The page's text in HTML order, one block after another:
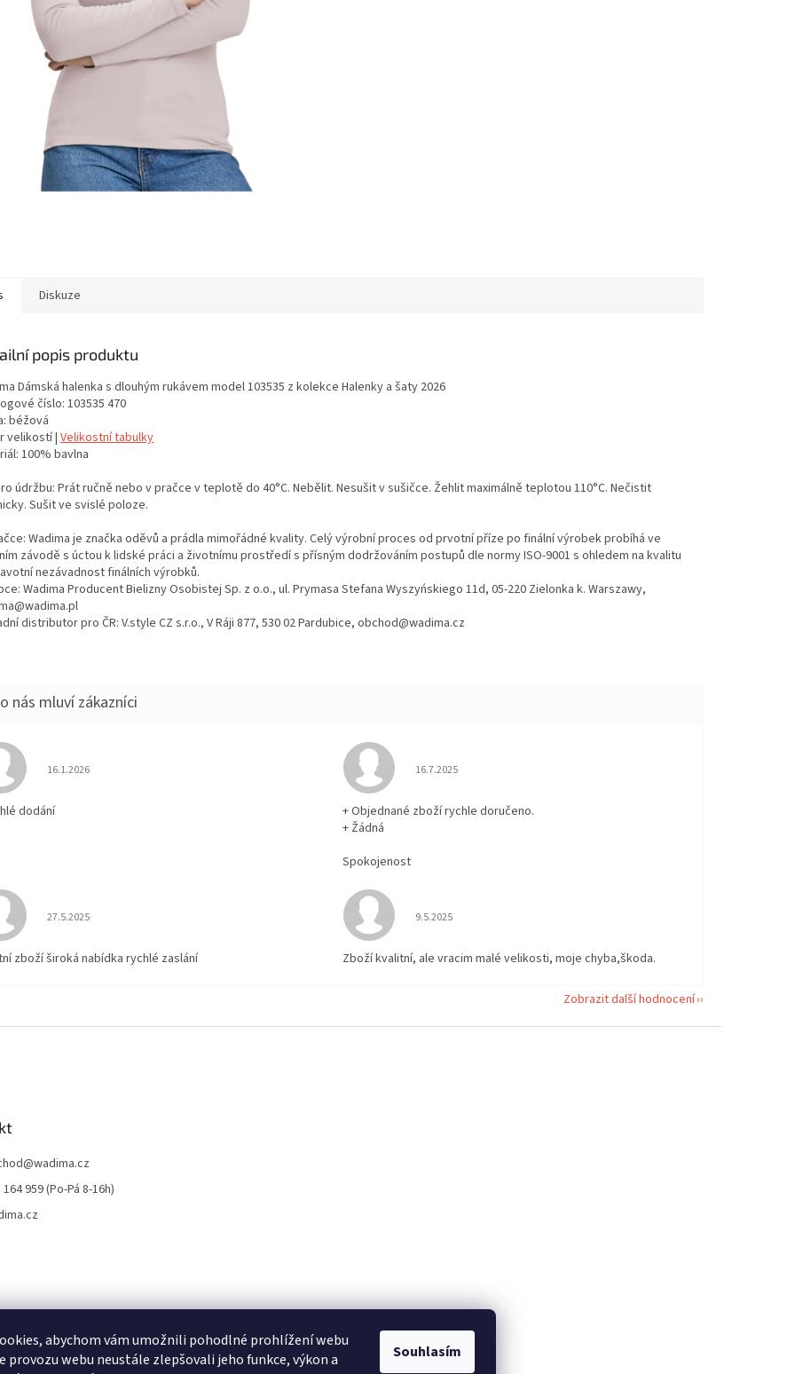
abychom vám umožnili pohodlné prohlížení webu
provozu webu neustále zlepšovali jeho funkce, výkon a
Souhlasím
Diskuze
popis produktu
Dámská halenka s dlouhým rukávem model 103535 z kolekce Halenky a šaty 2026
číslo: 103535 470
béžová
velikostí |Velikostní tabulky
100% bavlna
údržbu: Prát ručně nebo v pračce v teplotě do 40°C. Nebělit. Nesušit v sušičce. Žehlit maximálně teplotou 110°C. Nečistit
Sušit ve svislé poloze.
Wadima je značka oděvů a prádla mimořádné kvality. Celý výrobní proces od prvotní příze po finální výrobek probíhá ve
závodě s úctou k lidské práci a životnímu prostředí s přísným dodržováním postupů dle normy ISO-9001 s ohledem na kvalitu
nezávadnost finálních výrobků.
Wadima Producent Bielizny Osobistej Sp. z o.o., ul. Prymasa Stefana Wyszyńskiego 11d, 05-220 Zielonka k. Warszawy,
distributor pro ČR: V.style CZ s.r.o., V Ráji 877, 530 02 Pardubice, obchod@wadima.cz
Hodnocení obchodu je 5 z 5 hvězdiček.
16.1.2026
dodání
Hodnocení obchodu je 5 z 5 hvězdiček.
16.7.2025
+ Objednané zboží rychle doručeno.
+ Žádná
Spokojenost
Hodnocení obchodu je 5 z 5 hvězdiček.
27.5.2025
zboží široká nabídka rychlé zaslání
Hodnocení obchodu je 5 z 5 hvězdiček.
9.5.2025
Zboží kvalitní, ale vracim malé velikosti, moje chyba,škoda.
Zobrazit další hodnocení
@wadima.cz
164 959 (Po-Pá 8-16h)